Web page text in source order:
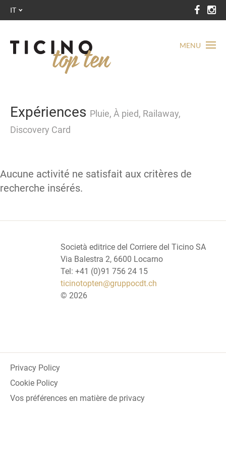
MENU
IT
Expériences Pluie, À pied, Railaway,
Discovery Card
Aucune activité ne satisfait aux critères de
recherche insérés.
Società editrice del Corriere del Ticino SA
Via Balestra 2, 6600 Locarno
Tel: +41 (0)91 756 24 15
ticinotopten@gruppocdt.ch
© 2026
Privacy Policy
Cookie Policy
Vos préférences en matière de privacy